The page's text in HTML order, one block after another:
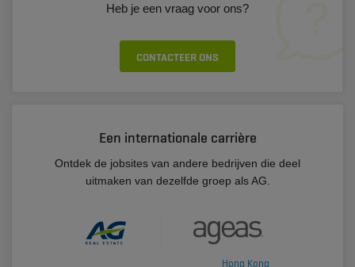
Heb je een vraag voor ons?
CONTACTEER ONS
Een internationale carrière
Ontdek de jobsites van andere bedrijven die deel
uitmaken van dezelfde groep als AG.
Hong Kong